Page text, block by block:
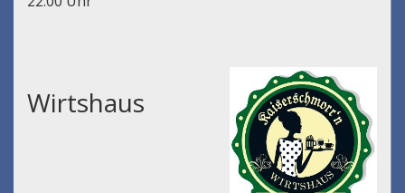
Wirtshaus